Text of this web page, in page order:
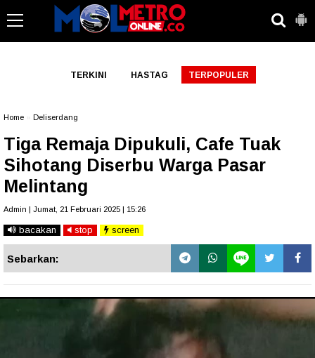
TERKINI HASTAG TERPOPULER
Home Deliserdang
Tiga Remaja Dipukuli, Cafe Tuak
Sihotang Diserbu Warga Pasar
Melintang
Admin | Jumat, 21 Februari 2025 | 15:26
bacakan stop screen
Sebarkan: